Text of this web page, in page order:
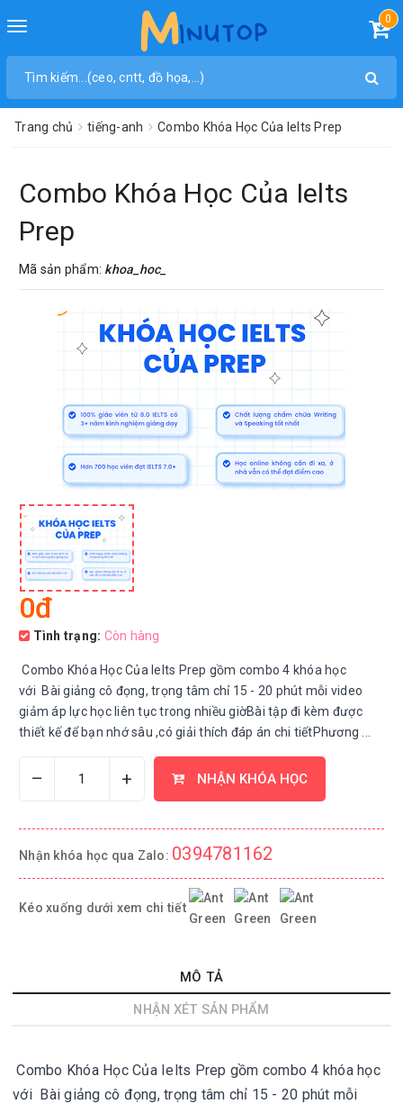
Toggle
0
Trang chủ tiếng-anh Combo Khóa Học Của Ielts Prep
Combo Khóa Học Của Ielts
Prep
Mã sản phẩm: khoa_hoc_
0đ
Tình trạng: Còn hàng
Combo Khóa Học Của Ielts Prep gồm combo 4 khóa học
với Bài giảng cô đọng, trọng tâm chỉ 15 - 20 phút mỗi video
giảm áp lực học liên tục trong nhiều giờBài tập đi kèm được
thiết kế để bạn nhớ sâu ,có giải thích đáp án chi tiếtPhương ...
– + NHẬN KHÓA HỌC
Nhận khóa học qua Zalo: 0394781162
Kéo xuống dưới xem chi tiết
MÔ TẢ
NHẬN XÉT SẢN PHẨM
Combo Khóa Học Của Ielts Prep gồm combo 4 khóa học
với Bài giảng cô đọng, trọng tâm chỉ 15 - 20 phút mỗi